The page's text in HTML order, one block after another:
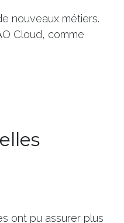
nouveaux métiers.
Cloud, comme
ont pu assurer plus